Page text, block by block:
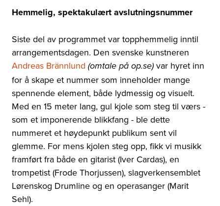
Hemmelig, spektakulært avslutningsnummer
Siste del av programmet var topphemmelig inntil
arrangementsdagen. Den svenske kunstneren
Andreas Brännlund (omtale på op.se) var hyret inn
for å skape et nummer som inneholder mange
spennende element, både lydmessig og visuelt.
Med en 15 meter lang, gul kjole som steg til værs -
som et imponerende blikkfang - ble dette
nummeret et høydepunkt publikum sent vil
glemme. For mens kjolen steg opp, fikk vi musikk
framført fra både en gitarist (Iver Cardas), en
trompetist (Frode Thorjussen), slagverkensemblet
Lørenskog Drumline og en operasanger (Marit
Sehl).